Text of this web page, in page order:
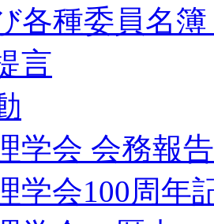
各種委員名
言
学会 会務報
学会100周年